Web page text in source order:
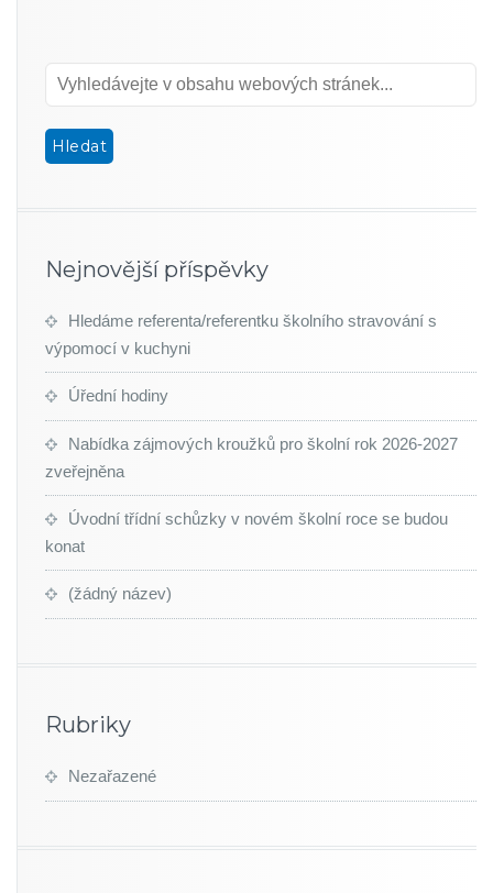
Nejnovější příspěvky
Hledáme referenta/referentku školního stravování s
výpomocí v kuchyni
Úřední hodiny
Nabídka zájmových kroužků pro školní rok 2026-2027
zveřejněna
Úvodní třídní schůzky v novém školní roce se budou
konat
(žádný název)
Rubriky
Nezařazené